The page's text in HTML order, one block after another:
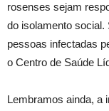
rosenses sejam
do isolamento
pessoas infectadas
o Centro de Saúde
Lembramos ainda, a